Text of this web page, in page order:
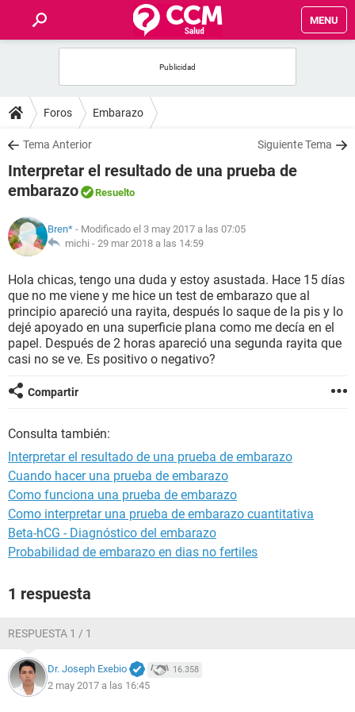
MENU
FOROS
SALUD
FAMILIA
NUTRICIÓN
SEXUALIDAD
GLOSARIO
Foros Embarazo
Tema Anterior Siguiente Tema
Interpretar el resultado de una prueba de
embarazo
Resuelto
Bren* - Modificado el 3 may 2017 a las 07:05
michi - 29 mar 2018 a las 14:59
Hola chicas, tengo una duda y estoy asustada. Hace 15 días
que no me viene y me hice un test de embarazo que al
principio apareció una rayita, después lo saque de la pis y lo
dejé apoyado en una superficie plana como me decía en el
papel. Después de 2 horas apareció una segunda rayita que
casi no se ve. Es positivo o negativo?
Compartir
Consulta también:
Interpretar el resultado de una prueba de embarazo
Cuando hacer una prueba de embarazo
Como funciona una prueba de embarazo
Como interpretar una prueba de embarazo cuantitativa
Beta-hCG - Diagnóstico del embarazo
Probabilidad de embarazo en dias no fertiles
1 respuesta
RESPUESTA 1 / 1
Dr. Joseph Exebio 16.358
2 may 2017 a las 16:45